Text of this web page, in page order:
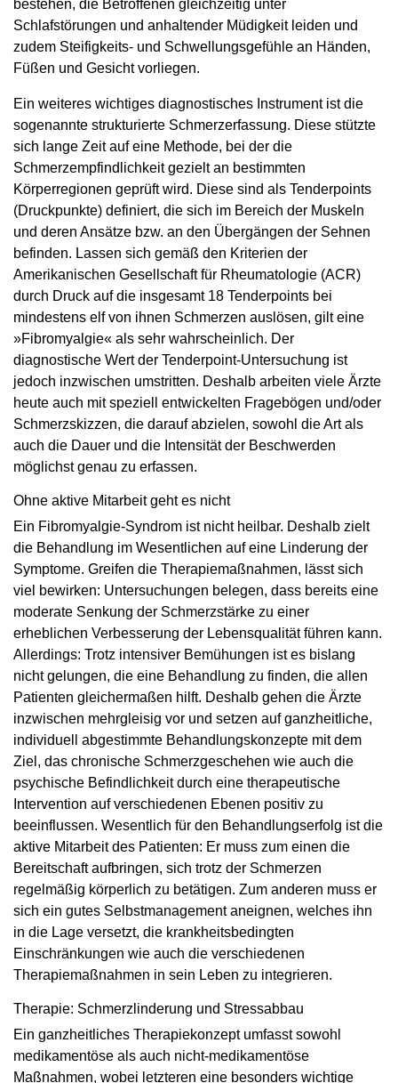
bestehen, die Betroffenen gleichzeitig unter
Schlafstörungen und anhaltender Müdigkeit leiden und
zudem Steifigkeits- und Schwellungsgefühle an Händen,
Füßen und Gesicht vorliegen.
Ein weiteres wichtiges diagnostisches Instrument ist die
sogenannte strukturierte Schmerzerfassung. Diese stützte
sich lange Zeit auf eine Methode, bei der die
Schmerzempfindlichkeit gezielt an bestimmten
Körperregionen geprüft wird. Diese sind als Tenderpoints
(Druckpunkte) definiert, die sich im Bereich der Muskeln
und deren Ansätze bzw. an den Übergängen der Sehnen
befinden. Lassen sich gemäß den Kriterien der
Amerikanischen Gesellschaft für Rheumatologie (ACR)
durch Druck auf die insgesamt 18 Tenderpoints bei
mindestens elf von ihnen Schmerzen auslösen, gilt eine
»Fibromyalgie« als sehr wahrscheinlich. Der
diagnostische Wert der Tenderpoint-Untersuchung ist
jedoch inzwischen umstritten. Deshalb arbeiten viele Ärzte
heute auch mit speziell entwickelten Fragebögen und/oder
Schmerzskizzen, die darauf abzielen, sowohl die Art als
auch die Dauer und die Intensität der Beschwerden
möglichst genau zu erfassen.
Ohne aktive Mitarbeit geht es nicht
Ein Fibromyalgie-Syndrom ist nicht heilbar. Deshalb zielt
die Behandlung im Wesentlichen auf eine Linderung der
Symptome. Greifen die Therapiemaßnahmen, lässt sich
viel bewirken: Untersuchungen belegen, dass bereits eine
moderate Senkung der Schmerzstärke zu einer
erheblichen Verbesserung der Lebensqualität führen kann.
Allerdings: Trotz intensiver Bemühungen ist es bislang
nicht gelungen, die eine Behandlung zu finden, die allen
Patienten gleichermaßen hilft. Deshalb gehen die Ärzte
inzwischen mehrgleisig vor und setzen auf ganzheitliche,
individuell abgestimmte Behandlungskonzepte mit dem
Ziel, das chronische Schmerzgeschehen wie auch die
psychische Befindlichkeit durch eine therapeutische
Intervention auf verschiedenen Ebenen positiv zu
beeinflussen. Wesentlich für den Behandlungserfolg ist die
aktive Mitarbeit des Patienten: Er muss zum einen die
Bereitschaft aufbringen, sich trotz der Schmerzen
regelmäßig körperlich zu betätigen. Zum anderen muss er
sich ein gutes Selbstmanagement aneignen, welches ihn
in die Lage versetzt, die krankheitsbedingten
Einschränkungen wie auch die verschiedenen
Therapiemaßnahmen in sein Leben zu integrieren.
Therapie: Schmerzlinderung und Stressabbau
Ein ganzheitliches Therapiekonzept umfasst sowohl
medikamentöse als auch nicht-medikamentöse
Maßnahmen, wobei letzteren eine besonders wichtige